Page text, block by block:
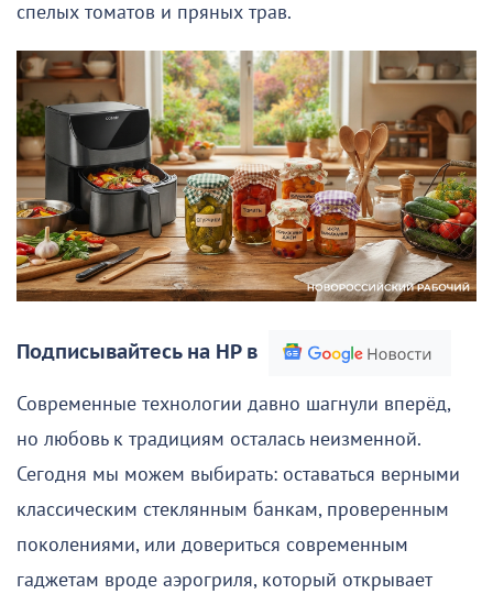
спелых томатов и пряных трав.
Подписывайтесь на НР в
Современные технологии давно шагнули вперёд,
но любовь к традициям осталась неизменной.
Сегодня мы можем выбирать: оставаться верными
классическим стеклянным банкам, проверенным
поколениями, или довериться современным
гаджетам вроде аэрогриля, который открывает